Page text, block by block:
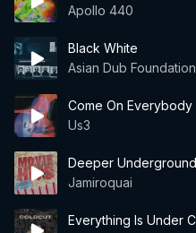
Apollo 440
Black White
Asian Dub Foundation
Come On Everybody
Us3
Deeper Underground
Jamiroquai
Everything Is Under